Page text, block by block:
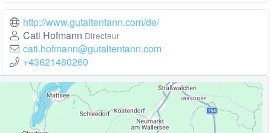
http://www.gutaltentann.com/de/
Cati Hofmann Directeur
cati.hofmann@gutaltentann.com
+43621460260